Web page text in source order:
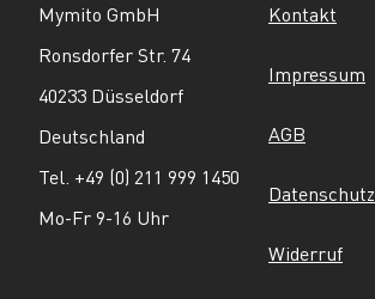
Mymito GmbH
Ronsdorfer Str. 74
40233 Düsseldorf
Deutschland
Tel. +49 (0) 211 999 1450
Mo-Fr 9-16 Uhr
Kontakt
Impressum
AGB
Datenschutz
Widerruf